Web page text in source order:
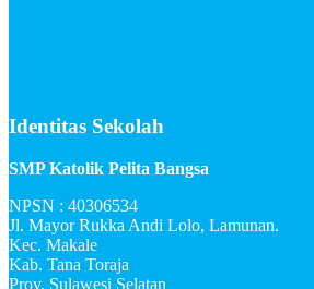
Identitas Sekolah
SMP Katolik Pelita Bangsa
NPSN : 40306534
Jl. Mayor Rukka Andi Lolo, Lamunan.
Kec. Makale
Kab. Tana Toraja
Prov. Sulawesi Selatan